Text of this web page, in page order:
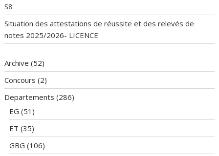
S8
Situation des attestations de réussite et des relevés de
notes 2025/2026- LICENCE
Archive (52)
Concours (2)
Departements (286)
EG (51)
ET (35)
GBG (106)